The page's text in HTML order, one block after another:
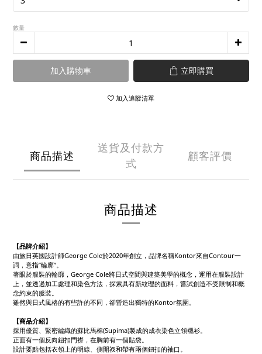
數量
加入購物車 立即購買
加入追蹤清單
商品描述
送貨及付款方
式
顧客評價
商品描述
【品牌介紹】
由旅日英國設計師George Cole於2020年創立，品牌名稱Kontor來自Contour一
詞，意指”輪廓”。
著眼於服裝的輪廓，George Cole將日式空間與建築美學的概念，運用在服裝設計
上，並透過加工處理和染色方法，探索具有新紋理的面料，嘗試創造不受限制和概
念約束的服裝。
雖然與日式風格的有些許的不同，卻營造出獨特的Kontor氛圍。
【商品介紹】
採用優質、緊密編織的蘇比馬棉(Supima)製成的成衣染色立領襯衫。
正面有一個反向鈕扣門襟，在胸前有一個貼袋。
設計要點包括衣領上的明線、側開衩和帶有兩個鈕扣的袖口。